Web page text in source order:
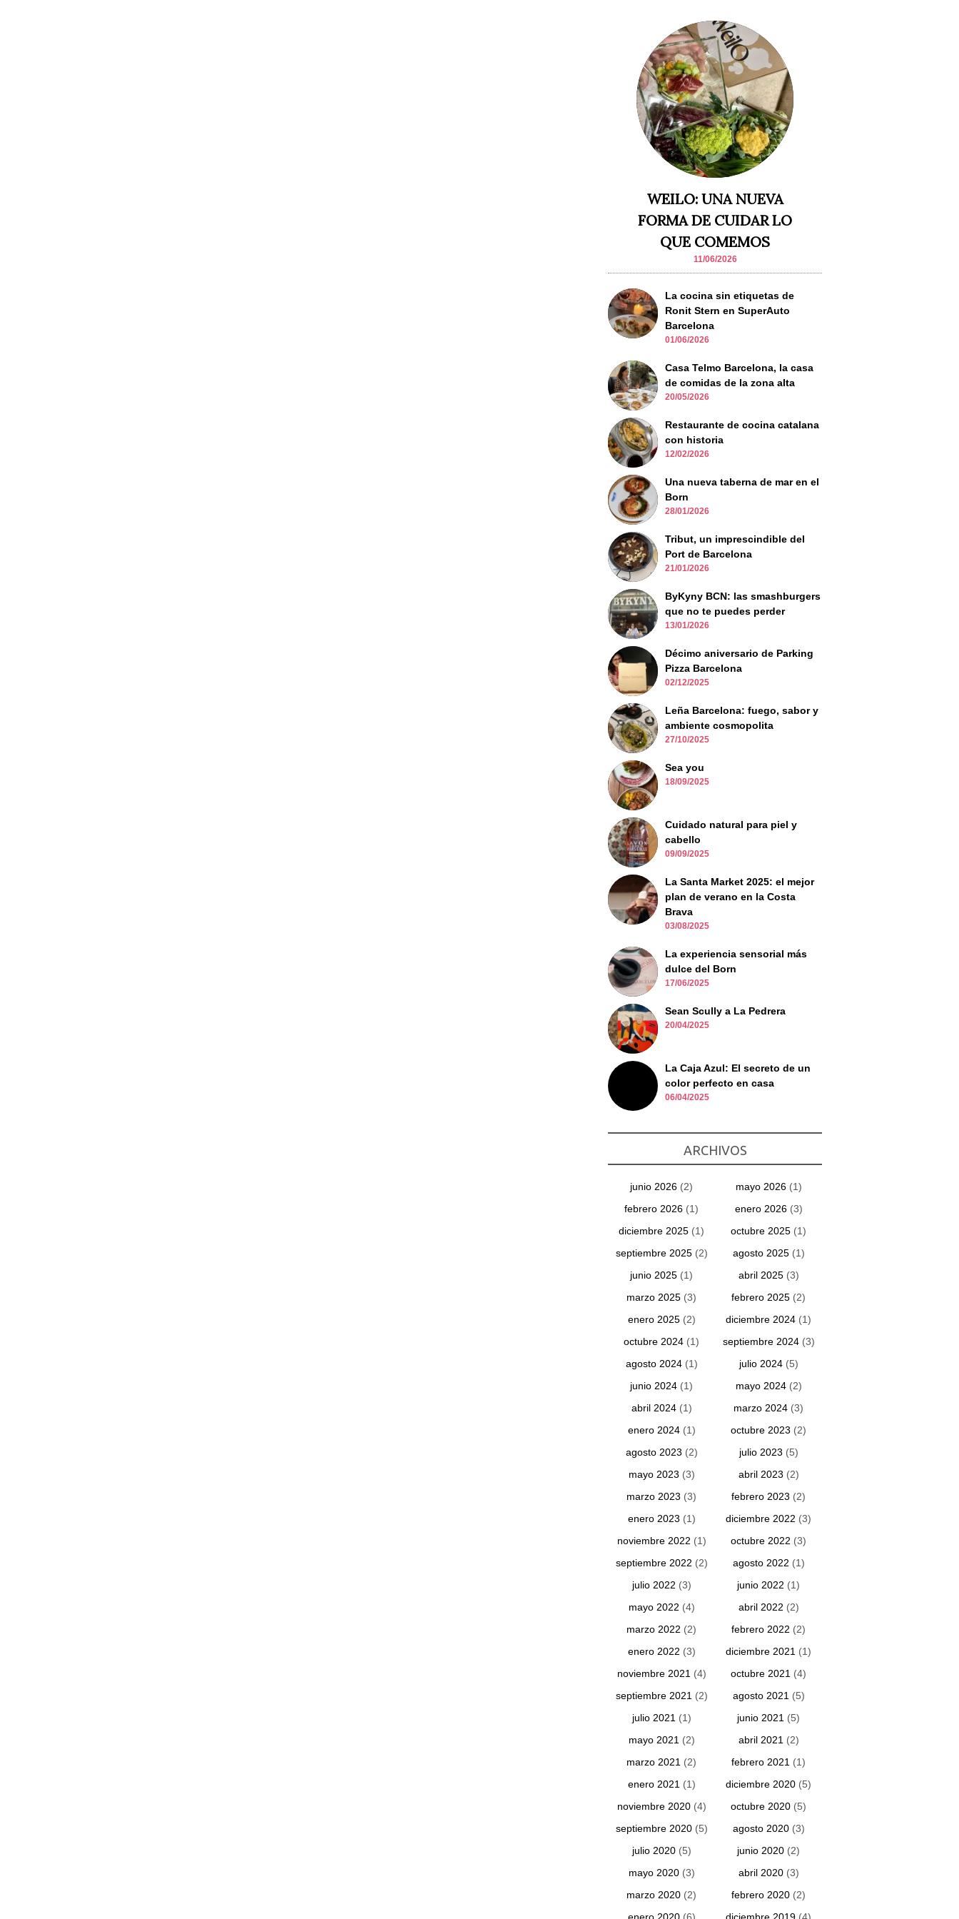
WEILO: UNA NUEVA
FORMA DE CUIDAR LO
QUE COMEMOS
11/06/2026
La cocina sin etiquetas de
Ronit Stern en SuperAuto
Barcelona
01/06/2026
Casa Telmo Barcelona, la casa
de comidas de la zona alta
20/05/2026
Restaurante de cocina catalana
con historia
12/02/2026
Una nueva taberna de mar en el
Born
28/01/2026
Tribut, un imprescindible del
Port de Barcelona
21/01/2026
ByKyny BCN: las smashburgers
que no te puedes perder
13/01/2026
Décimo aniversario de Parking
Pizza Barcelona
02/12/2025
Leña Barcelona: fuego, sabor y
ambiente cosmopolita
27/10/2025
Sea you
18/09/2025
Cuidado natural para piel y
cabello
09/09/2025
La Santa Market 2025: el mejor
plan de verano en la Costa
Brava
03/08/2025
La experiencia sensorial más
dulce del Born
17/06/2025
Sean Scully a La Pedrera
20/04/2025
La Caja Azul: El secreto de un
color perfecto en casa
06/04/2025
ARCHIVOS
junio 2026 (2) mayo 2026(1)
febrero 2026 (1) enero 2026(3)
diciembre 2025 (1) octubre 2025 (1)
septiembre 2025(2) agosto 2025(1)
junio 2025 (1) abril 2025(3)
marzo 2025 (3) febrero 2025 (2)
enero 2025(2) diciembre 2024 (1)
octubre 2024 (1) septiembre 2024(3)
agosto 2024(1) julio 2024(5)
junio 2024 (1) mayo 2024(2)
abril 2024(1) marzo 2024 (3)
enero 2024(1) octubre 2023 (2)
agosto 2023 (2) julio 2023 (5)
mayo 2023 (3) abril 2023 (2)
marzo 2023 (3) febrero 2023 (2)
enero 2023 (1) diciembre 2022 (3)
noviembre 2022 (1) octubre 2022 (3)
septiembre 2022 (2) agosto 2022 (1)
julio 2022 (3) junio 2022 (1)
mayo 2022 (4) abril 2022 (2)
marzo 2022 (2) febrero 2022 (2)
enero 2022 (3) diciembre 2021 (1)
noviembre 2021 (4) octubre 2021 (4)
septiembre 2021 (2) agosto 2021 (5)
julio 2021 (1) junio 2021 (5)
mayo 2021 (2) abril 2021 (2)
marzo 2021 (2) febrero 2021 (1)
enero 2021 (1) diciembre 2020 (5)
noviembre 2020(4) octubre 2020 (5)
septiembre 2020(5) agosto 2020(3)
julio 2020(5) junio 2020 (2)
mayo 2020(3) abril 2020(3)
marzo 2020 (2) febrero 2020 (2)